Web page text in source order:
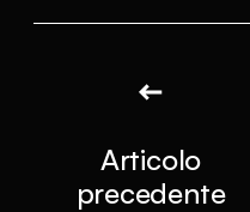
Articolo
precedente